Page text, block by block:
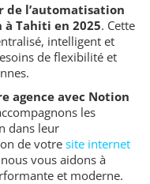
de l’automatisation
Tahiti en 2025. Cette
intelligent et
de flexibilité et
agence avec Notion
les
dans leur
de votre site internet
vous aidons à
et moderne.